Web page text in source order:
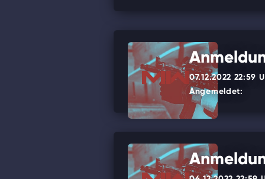
07.12.2022 22:59
Angemeldet: